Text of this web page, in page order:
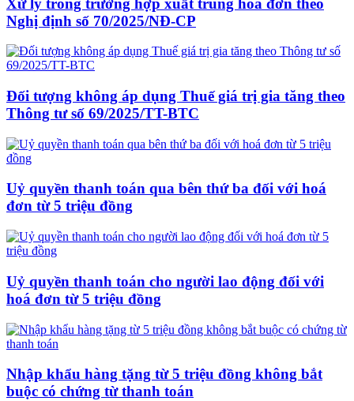
Nghị định số 70/2025/NĐ-CP
Đối tượng không áp dụng Thuế giá trị gia tăng theo
Thông tư số 69/2025/TT-BTC
Uỷ quyền thanh toán qua bên thứ ba đối với hoá
đơn từ 5 triệu đồng
Uỷ quyền thanh toán cho người lao động đối với
hoá đơn từ 5 triệu đồng
Nhập khẩu hàng tặng từ 5 triệu đồng không bắt
buộc có chứng từ thanh toán